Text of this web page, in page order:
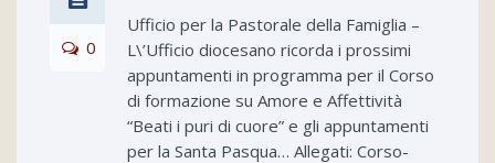
0
Ufficio per la Pastorale della Famiglia –
L\’Ufficio diocesano ricorda i prossimi
appuntamenti in programma per il Corso
di formazione su Amore e Affettività
“Beati i puri di cuore” e gli appuntamenti
per la Santa Pasqua… Allegati: Corso-